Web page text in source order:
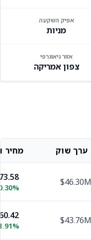
אפיק השקעה
מניות
אזור גיאוגרפי
צפון אמריקה
ערך שוק מחיר
$46.30M
$43.76M